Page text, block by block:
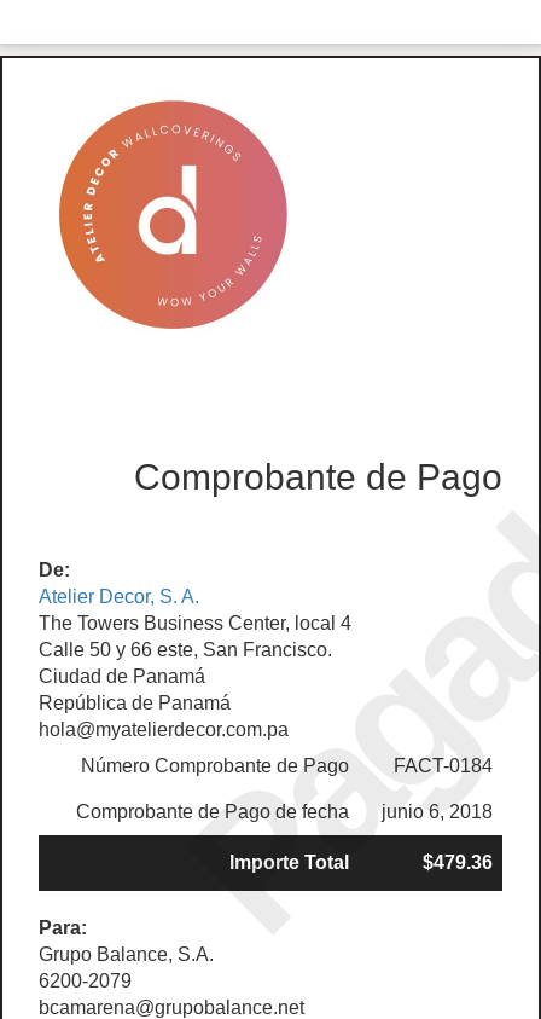
Comprobante de Pago
De:
Atelier Decor, S. A.
The Towers Business Center, local 4
Calle 50 y 66 este, San Francisco.
Ciudad de Panamá
República de Panamá
hola@myatelierdecor.com.pa
Número Comprobante de Pago
FACT-0184
Comprobante de Pago de fecha junio 6, 2018
Importe Total $479.36
Para:
Grupo Balance, S.A.
6200-2079
bcamarena@grupobalance.net